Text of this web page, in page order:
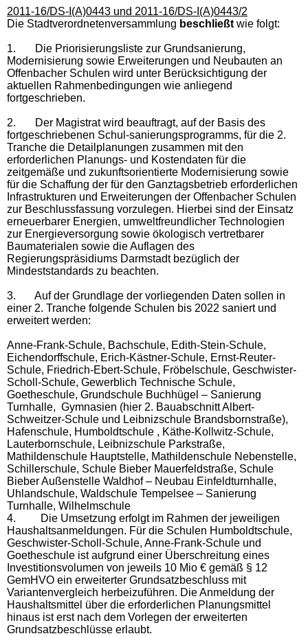
2011-16/DS-I(A)0443 und 2011-16/DS-I(A)0443/2
Die Stadtverordnetenversammlung beschließt wie folgt:
1.
Die Priorisierungsliste zur Grundsanierung,
Modernisierung sowie Erwei­terungen und Neubauten an
Offen­bacher Schulen wird unter Berücksichtigung der
aktuellen Rahmenbedingungen wie anliegend
fortgeschrieben.
2.
Der Magistrat wird beauftragt, auf der Basis des
fortgeschriebenen Schul-sanierungsprogramms, für die 2.
Tranche die Detailplanungen zusammen mit den
erforderlichen Planungs- und Kostendaten für die
zeitgemäße und zukunftsorientierte Mo­dernisierung sowie
für die Schaffung der für den Ganztagsbetrieb erforderlichen
Infra­struk­turen und Erweiterungen der Offen­bacher Schulen
zur Beschlussfassung vorzulegen. Hierbei sind der Einsatz
erneuerbarer Energien, umweltfreundlicher Technologien
zur Energieversorgung sowie ökologisch vertretbarer
Baumaterialen sowie die Auflagen des
Regierungspräsidiums Darmstadt bezüglich der
Mindeststandards zu beachten.
3.
Auf der Grundlage der vorliegenden Daten sollen in
einer 2. Tranche folgende Schulen bis 2022 saniert und
erweitert werden:
Anne-Frank-Schule, Bachschule, Edith-Stein-Schule,
Eichendorffschule, Erich-Kästner-Schule, Ernst-Reuter-
Schule, Friedrich-Ebert-Schule, Fröbelschule, Geschwister-
Scholl-Schule, Gewerblich Technische Schule,
Goetheschule, Grundschule Buchhügel – Sanierung
Turnhalle, Gymnasien (hier 2. Bauabschnitt Albert-
Schweitzer-Schule und Leibnizschule Brandsbornstraße),
Hafenschule, Humboldtschule , Käthe-Kollwitz-Schule,
Lauterbornschule, Leibnizschule Parkstraße,
Mathildenschule Hauptstelle, Mathildenschule Nebenstelle,
Schillerschule, Schule Bieber Mauerfeldstraße, Schule
Bieber Außenstelle Waldhof – Neubau Einfeldturnhalle,
Uhlandschule, Waldschule Tempelsee – Sanierung
Turnhalle, Wilhelmschule
4.
Die Umsetzung erfolgt im Rahmen der jeweiligen
Haushaltsanmeldungen. Für die Schulen Humboldtschule,
Geschwister-Scholl-Schule, Anne-Frank-Schule und
Goetheschule ist aufgrund einer Überschreitung eines
Investitionsvolumen von jeweils 10 Mio € gemäß § 12
GemHVO ein erweiterter Grundsatzbeschluss mit
Variantenvergleich herbeizuführen. Die Anmeldung der
Haushaltsmittel über die erforderlichen Planungsmittel
hinaus ist erst nach dem Vorlegen der erweiterten
Grundsatzbeschlüsse erlaubt.